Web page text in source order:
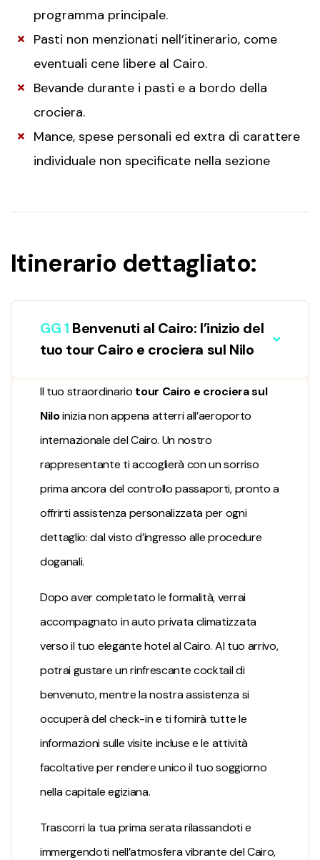
programma principale.
Pasti non menzionati nell’itinerario, come
eventuali cene libere al Cairo.
Bevande durante i pasti e a bordo della
crociera.
Mance, spese personali ed extra di carattere
individuale non specificate nella sezione
Itinerario dettagliato:
GG 1 Benvenuti al Cairo: l’inizio del
tuo tour Cairo e crociera sul Nilo
Il tuo straordinario tour Cairo e crociera sul
Niloinizia non appena atterri all’aeroporto
internazionale del Cairo. Un nostro
rappresentante ti accoglierà con un sorriso
prima ancora del controllo passaporti, pronto a
offrirti assistenza personalizzata per ogni
dettaglio: dal visto d’ingresso alle procedure
doganali.
Dopo aver completato le formalità, verrai
accompagnato in auto privata climatizzata
verso il tuo elegante hotel al Cairo. Al tuo arrivo,
potrai gustare un rinfrescante cocktail di
benvenuto, mentre la nostra assistenza si
occuperà del check-in e ti fornirà tutte le
informazioni sulle visite incluse e le attività
facoltative per rendere unico il tuo soggiorno
nella capitale egiziana.
Trascorri la tua prima serata rilassandoti e
immergendoti nell’atmosfera vibrante del Cairo,